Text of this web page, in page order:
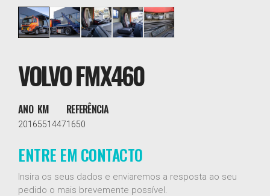
VOLVO FMX460
ANO
2016
KM
551447
REFERÊNCIA
1650
ENTRE EM CONTACTO
Insira os seus dados e enviaremos a resposta ao seu
pedido o mais brevemente possível.